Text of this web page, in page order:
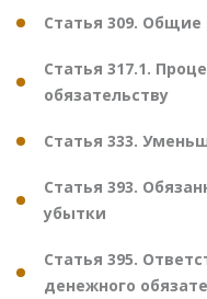
Статья 309.
Статья 317.1.
обязательству
Статья 333.
Статья 393.
убытки
Статья 395.
денежного